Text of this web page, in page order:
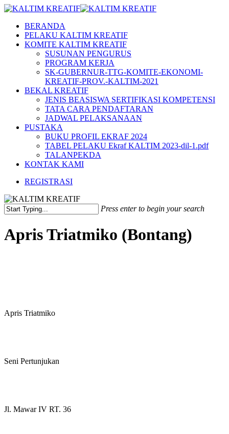
Skip
main
content
Menu
BERANDA
PELAKU KALTIM KREATIF
KOMITE KALTIM KREATIF
SUSUNAN PENGURUS
PROGRAM KERJA
SK-GUBERNUR-TTG-KOMITE-EKONOMI-
KREATIF-PROV.-KALTIM-2021
BEKAL KREATIF
JENIS BEASISWA SERTIFIKASI KOMPETENSI
TATA CARA PENDAFTARAN
JADWAL PELAKSANAAN
PUSTAKA
BUKU PROFIL EKRAF 2024
TABEL PELAKU Ekraf KALTIM 2023-dil-1.pdf
TALANPEKDA
KONTAK KAMI
REGISTRASI
Press enter to begin your search
Search
Apris Triatmiko (Bontang)
Apris Triatmiko
Seni Pertunjukan
Jl. Mawar IV RT. 36